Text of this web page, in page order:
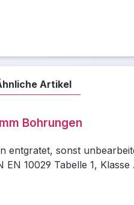
Artikel
Bohrungen
entgratet, sonst
10029 Tabelle 1,